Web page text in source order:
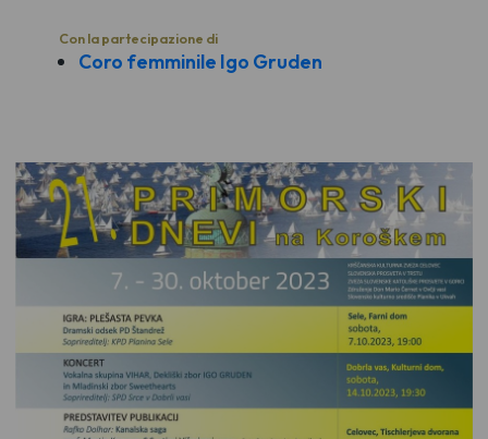
Con la partecipazione di
Coro femminile Igo Gruden